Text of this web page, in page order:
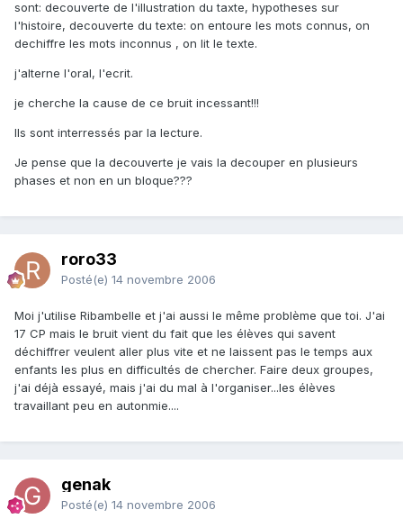
sont: decouverte de l'illustration du taxte, hypotheses sur
l'histoire, decouverte du texte: on entoure les mots connus, on
dechiffre les mots inconnus , on lit le texte.
j'alterne l'oral, l'ecrit.
je cherche la cause de ce bruit incessant!!!
Ils sont interressés par la lecture.
Je pense que la decouverte je vais la decouper en plusieurs
phases et non en un bloque???
roro33
Posté(e) 14 novembre 2006
Moi j'utilise Ribambelle et j'ai aussi le même problème que toi. J'ai
17 CP mais le bruit vient du fait que les élèves qui savent
déchiffrer veulent aller plus vite et ne laissent pas le temps aux
enfants les plus en difficultés de chercher. Faire deux groupes,
j'ai déjà essayé, mais j'ai du mal à l'organiser...les élèves
travaillant peu en autonmie....
genak
Posté(e) 14 novembre 2006